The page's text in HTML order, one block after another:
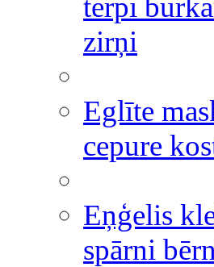
tērpi
zirņi
Eglīte
cepure
Eņģelis
spārni